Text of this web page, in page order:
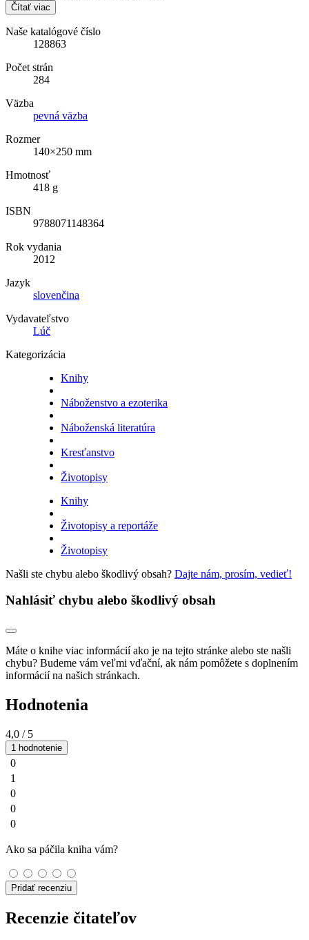
Čítať viac
Naše katalógové číslo
128863
Počet strán
284
Väzba
pevná väzba
Rozmer
140×250 mm
Hmotnosť
418 g
ISBN
9788071148364
Rok vydania
2012
Jazyk
slovenčina
Vydavateľstvo
Lúč
Kategorizácia
Knihy
Náboženstvo a ezoterika
Náboženská literatúra
Kresťanstvo
Životopisy
Knihy
Životopisy a reportáže
Životopisy
Našli ste chybu alebo škodlivý obsah? Dajte nám, prosím, vedieť!
Nahlásiť chybu alebo škodlivý obsah
Máte o knihe viac informácií ako je na tejto stránke alebo ste našli
chybu? Budeme vám veľmi vďační, ak nám pomôžete s doplnením
informácií na našich stránkach.
Hodnotenia
4,0 / 5
1 hodnotenie
0
1
0
0
0
Ako sa páčila kniha vám?
Pridať recenziu
Recenzie čitateľov